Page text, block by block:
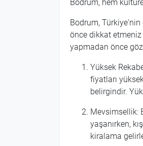
Bodrum, hem
Bodrum, Türkiye'nin
önce dikkat etmeniz
yapmadan önce
Yüksek
fiyatları
belirgindir.
Mevsimsellik:
yaşanırken,
kiralama